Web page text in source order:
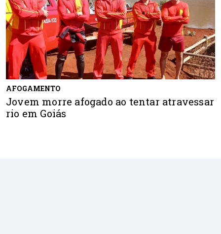
AFOGAMENTO
Jovem morre afogado ao tentar atravessar
rio em Goiás